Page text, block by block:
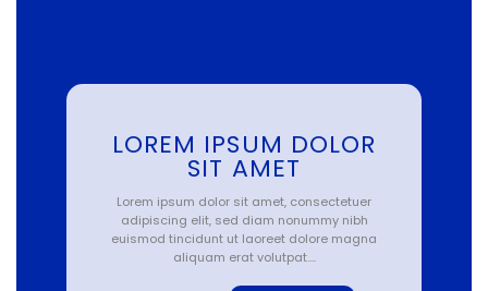
LOREM IPSUM DOLOR
SIT AMET
Lorem ipsum dolor sit amet, consectetuer
adipiscing elit, sed diam nonummy nibh
euismod tincidunt ut laoreet dolore magna
aliquam erat volutpat….